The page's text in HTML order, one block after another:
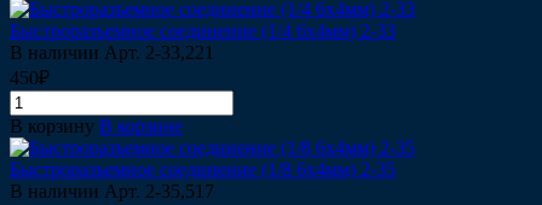
Быстроразъемное соединение (1/4 6х4мм) 2-33
В наличии Арт. 2-33,221
450₽
В корзину В корзине
Быстроразъемное соединение (1/8 6х4мм) 2-35
В наличии Арт. 2-35,517